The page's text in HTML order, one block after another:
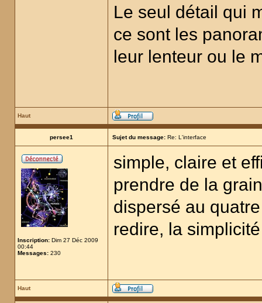
Le seul détail qui
ce sont les
leur lenteur ou le
Haut
persee1 Sujet du message: Re: L'interface
Inscription: Dim 27 Déc 2009
00:44
Messages: 230
simple, claire et
prendre de la
dispersé au
redire, la
Haut